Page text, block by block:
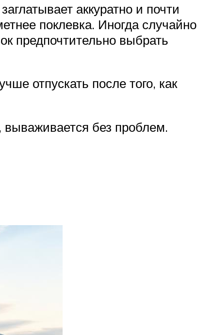
аккуратно и почти
поклевка. Иногда случайно
предпочтительно выбрать
отпускать после того, как
без проблем.